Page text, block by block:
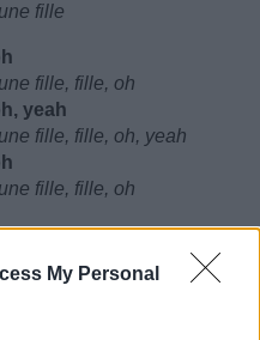
My Personal
fille
fille, fille, oh
yeah
fille, fille, oh, yeah
fille, fille, oh